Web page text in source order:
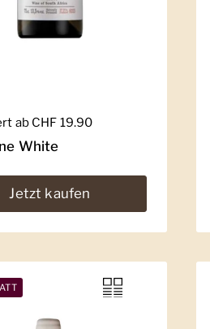
Preis
ab CHF 19.90
White
Jetzt kaufen